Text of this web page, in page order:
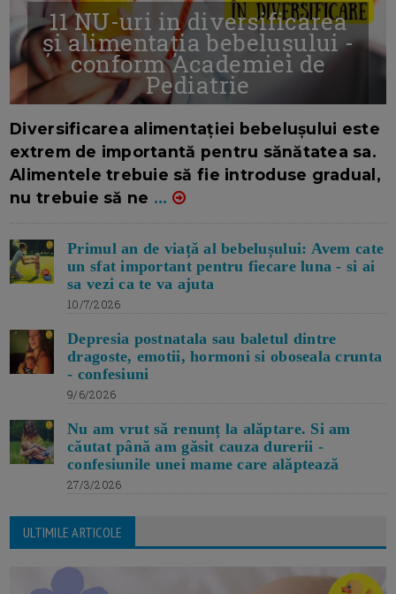
11 NU-uri in diversificarea
și alimentația bebelușului -
conform Academiei de
Pediatrie
Diversificarea alimentației bebelușului este
extrem de importantă pentru sănătatea sa.
Alimentele trebuie să fie introduse gradual,
nu trebuie să ne ...
Primul an de viață al bebelușului: Avem cate
un sfat important pentru fiecare luna - si ai
sa vezi ca te va ajuta
10/7/2026
Depresia postnatala sau baletul dintre
dragoste, emotii, hormoni si oboseala crunta
- confesiuni
9/6/2026
Nu am vrut să renunț la alăptare. Si am
căutat până am găsit cauza durerii -
confesiunile unei mame care alăptează
27/3/2026
ULTIMILE ARTICOLE